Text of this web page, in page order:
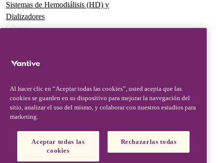
Sistemas de Hemodiálisis (HD) y
Dializadores
Continua (CRRT)
Conjunto de Filtros y Catéteres
Soporte Avanzado & Educación
Al hacer clic en “Aceptar todas las cookies”, usted acepta que las
cookies se guarden en su dispositivo para mejorar la navegación del
sitio, analizar el uso del mismo, y colaborar con nuestros estudios para
marketing.
Aceptar todas las
cookies
Rechazarlas todas